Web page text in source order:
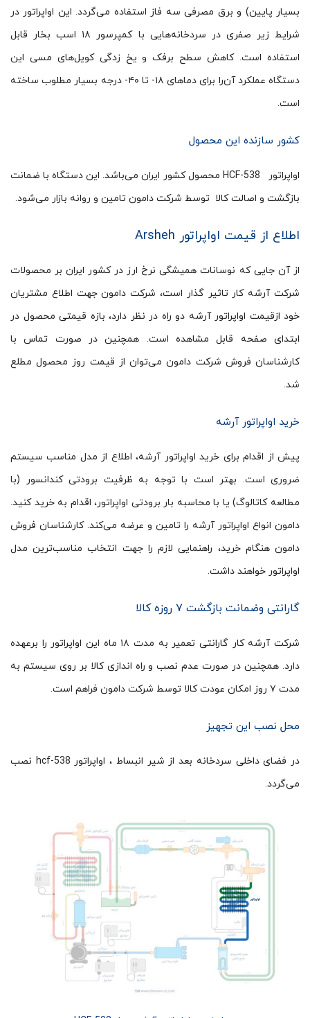
بسیار پایین) و برق مصرفی سه فاز استفاده می‌گردد. این اواپراتور در
شرایط زیر صفری در سردخانه‌هایی با کمپرسور ۱۸ اسب بخار قابل
استفاده است. کاهش سطح برفک و یخ زدگی کویل‌های مسی این
دستگاه عملکرد آن‌را برای دماهای ۱۸- تا ۴۰- درجه بسیار مطلوب ساخته
است.
کشور سازنده این محصول
اواپراتور HCF-538 محصول کشور ایران می‌باشد. این دستگاه با ضمانت
بازگشت و اصالت کالا توسط شرکت دامون تامین و روانه بازار می‌شود.
اطلاع از قیمت اواپراتور Arsheh
از آن جایی که نوسانات همیشگی نرخ ارز در کشور ایران بر محصولات
شرکت آرشه کار تاثیر گذار است، شرکت دامون جهت اطلاع مشتریان
خود ازقیمت اواپراتور آرشه دو راه در نظر دارد، بازه قیمتی محصول در
ابتدای صفحه قابل مشاهده است. همچنین در صورت تماس با
کارشناسان فروش شرکت دامون می‌توان از قیمت روز محصول مطلع
شد.
خرید اواپراتور آرشه
پیش از اقدام برای خرید اواپراتور آرشه، اطلاع از مدل مناسب سیستم
ضروری است. بهتر است با توجه به ظرفیت برودتی کندانسور (با
مطالعه کاتالوگ) یا با محاسبه بار برودتی اواپراتور، اقدام به خرید کنید.
دامون انواع اواپراتور آرشه را تامین و عرضه می‌کند. کارشناسان فروش
دامون هنگام خرید، راهنمایی لازم را جهت انتخاب مناسب‌ترین مدل
اواپراتور خواهند داشت.
گارانتی وضمانت بازگشت ۷ روزه کالا
شرکت آرشه کار گارانتی تعمیر به مدت ۱۸ ماه این اواپراتور را برعهده
دارد. همچنین در صورت عدم نصب و راه اندازی کالا بر روی سیستم به
مدت ۷ روز امکان عودت کالا توسط شرکت دامون فراهم است.
محل نصب این تجهیز
در فضای داخلی سردخانه بعد از شیر انبساط ، اواپراتور hcf-538 نصب
می‌گردد.